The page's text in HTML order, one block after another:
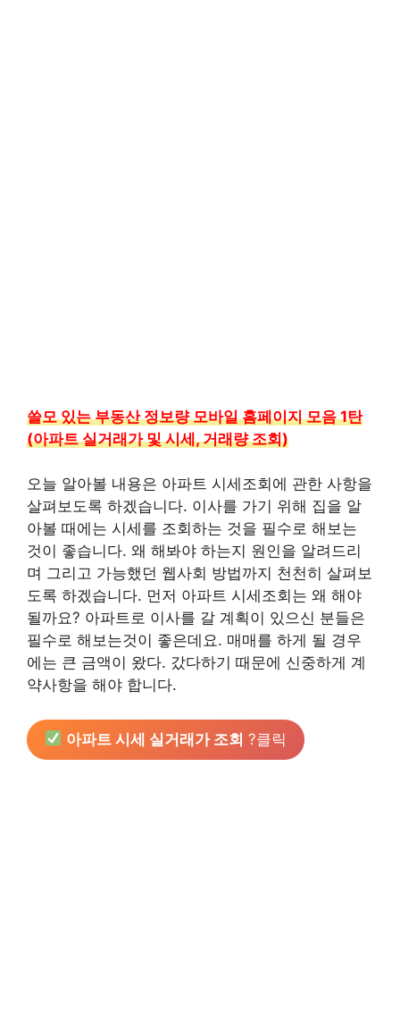
쓸모 있는 부동산 정보량 모바일 홈페이지 모음 1탄
(아파트 실거래가 및 시세, 거래량 조회)
오늘 알아볼 내용은 아파트 시세조회에 관한 사항을
살펴보도록 하겠습니다. 이사를 가기 위해 집을 알
아볼 때에는 시세를 조회하는 것을 필수로 해보는
것이 좋습니다. 왜 해봐야 하는지 원인을 알려드리
며 그리고 가능했던 웹사회 방법까지 천천히 살펴보
도록 하겠습니다. 먼저 아파트 시세조회는 왜 해야
될까요? 아파트로 이사를 갈 계획이 있으신 분들은
필수로 해보는것이 좋은데요. 매매를 하게 될 경우
에는 큰 금액이 왔다. 갔다하기 때문에 신중하게 계
약사항을 해야 합니다.
아파트 시세 실거래가 조회 ?클릭